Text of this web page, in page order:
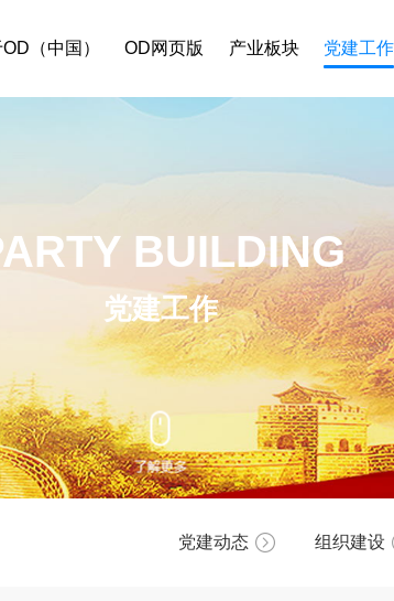
（中国） OD网页版 产业板块 党建工作
BUILDING
党建工作
党建动态 组织建设